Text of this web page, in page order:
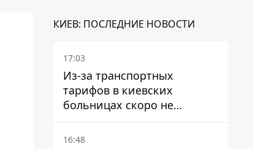
КИЕВ: ПОСЛЕДНИЕ НОВОСТИ
17:03
Из-за транспортных
тарифов в киевских
больницах скоро не
останется медсестер и
санитарок - профессор
16:48